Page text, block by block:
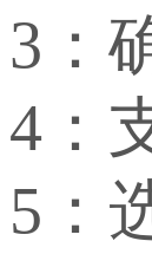
3：
4：
5：